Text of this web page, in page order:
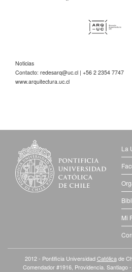
Noticias
Contacto: redesarq@uc.cl | +56 2 2354 7747
www.arquitectura.uc.cl
La
Mi
2012 - Pontificia UniversidadCatólica de
Comendador #1916, Providencia. Santiago